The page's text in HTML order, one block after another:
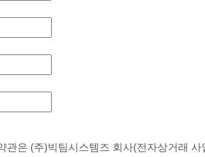
관은 (주)빅팀시스템즈 회사(전자상거래